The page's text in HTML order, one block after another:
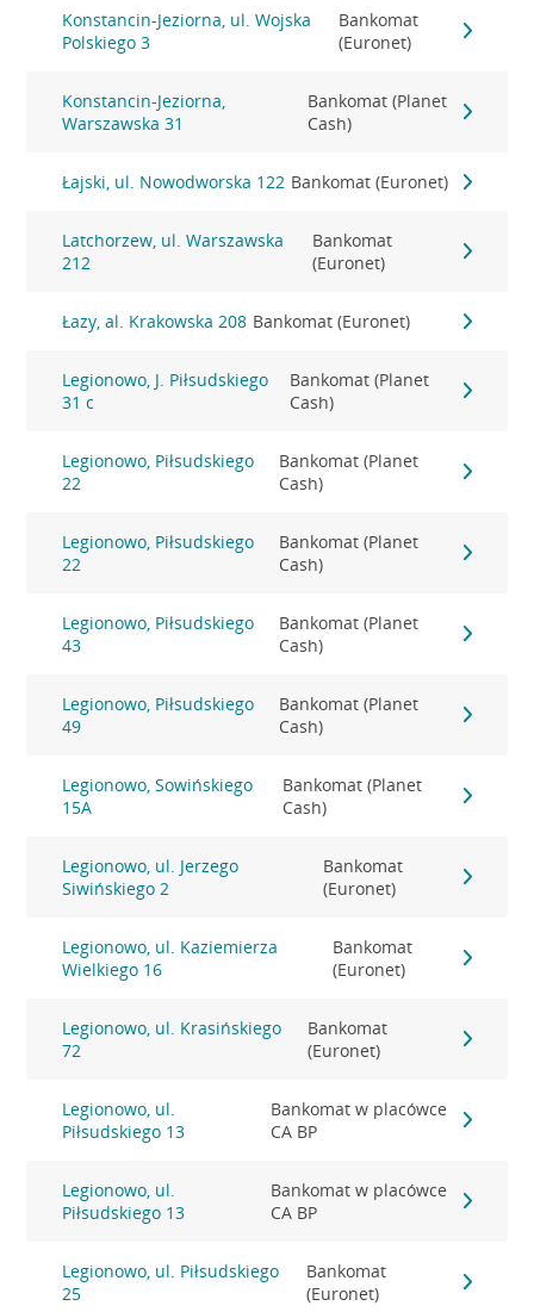
Konstancin-Jeziorna, ul. Wojska
Polskiego 3
Bankomat
(Euronet)
Konstancin-Jeziorna,
Warszawska 31
Bankomat (Planet
Cash)
Łajski, ul. Nowodworska 122 Bankomat (Euronet)
Latchorzew, ul. Warszawska
212
Bankomat
(Euronet)
Łazy, al. Krakowska 208 Bankomat (Euronet)
Legionowo, J. Piłsudskiego
31 c
Bankomat (Planet
Cash)
Legionowo, Piłsudskiego
22
Bankomat (Planet
Cash)
Legionowo, Piłsudskiego
22
Bankomat (Planet
Cash)
Legionowo, Piłsudskiego
43
Bankomat (Planet
Cash)
Legionowo, Piłsudskiego
49
Bankomat (Planet
Cash)
Legionowo, Sowińskiego
15A
Bankomat (Planet
Cash)
Legionowo, ul. Jerzego
Siwińskiego 2
Bankomat
(Euronet)
Legionowo, ul. Kaziemierza
Wielkiego 16
Bankomat
(Euronet)
Legionowo, ul. Krasińskiego
72
Bankomat
(Euronet)
Legionowo, ul.
Piłsudskiego 13
Bankomat w placówce
CA BP
Legionowo, ul.
Piłsudskiego 13
Bankomat w placówce
CA BP
Legionowo, ul. Piłsudskiego
25
Bankomat
(Euronet)